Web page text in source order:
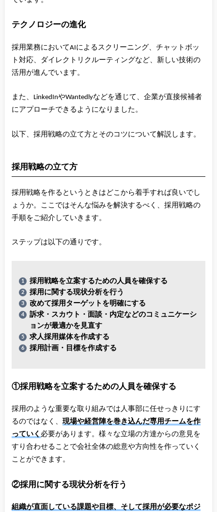
テクノロジーの進化
採用業務においてAIによるスクリーニング、チャットボッ
ト対応、ダイレクトリクルーティングなど、新しい技術の
活用が進んでいます。
また、LinkedInやWantedlyなどを通じて、企業が直接候補者
にアプローチできるようになりました。
以下、採用戦略の立て方とそのコツについて解説します。
採用戦略の立て方
採用戦略を作るというときはどこから着手すれば良いでし
ょうか。ここではそんな悩みを解決するべく、採用戦略の
手順をご紹介していきます。
ステップは以下の通りです。
採用戦略を立案するための人員を確保する
採用に関する現状分析を行う
改めて採用ターゲットを明確にする
訴求・スカウト・面談・内定などのコミュニケーシ
ョンが最適かを見直す
求人採用媒体を作成する
採用計画・目標を作成する
①採用戦略を立案するための人員を確保する
採用のような重要な取り組みでは人事部に任せっきりにす
るのではなく、 現場や経営陣を巻き込んだ専用チームを作
っていく必要があります。様々な立場の方達からの意見を
すり合わせることで会社全体の総意や方向性を作っていく
ことができます。
②採用に関する現状分析を行う
組織が直面している課題や目標、そして採用が必要なポジ